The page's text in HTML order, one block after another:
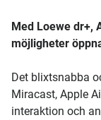
Med Loewe dr+,
möjligheter
Det blixtsnabba
Miracast, Apple
interaktion och